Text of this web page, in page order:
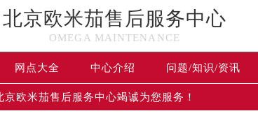
北京欧米茄售后服务中心
OMEGA MAINTENANCE
网点大全 中心介绍 问题/知识/资讯
京欧米茄售后服务中心竭诚为您服务！